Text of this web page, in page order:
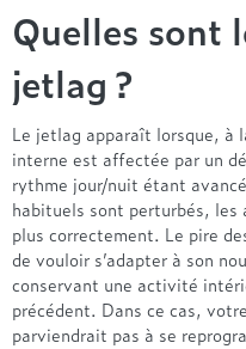
Mousse Haute Résilience
Nos matelas par confort
Équilibré
Ferme
Individualisé
Moelleux
Très ferme
Par prix
- de 1000€
Ergotherm
Grand Litier
Hotel & Lodge
Simmons
Tempur
Treca
Nos ensembles de lit
- de 1000€
Entre 1000 et 1500€
+ de 1500€
Nos sommiers par usages
Sommier coffre
Sommier lattes
Sommier tapissier
Nos sommiers par
André Renault
Epeda
L'Atelier
Simmons
Entre 500 et 1000€
+ de 1000€
Nos oreillers par prix
Entre 50 et 100€
Nos couettes par marque
Hôtel & Lodge
Pyrenex
Nos couettes par prix
- de 300€
Entre 300 et 500€
+ de 500€
Protections de lit
Nos protections de literie
Protège matelas
Protège oreiller
Quotidien
Nos convertibles par
L'Atelier
Nos convertibles par
- de 1000€
Entre 1000 et 1500€
+ de 1500€
Quelles sont
jetlag ?
Le jetlag apparaît lorsque, à
interne est affectée par un
rythme jour/nuit étant
habituels sont perturbés, les
plus correctement. Le pire
de vouloir s’adapter à son
conservant une activité
précédent. Dans ce cas,
parviendrait pas à se